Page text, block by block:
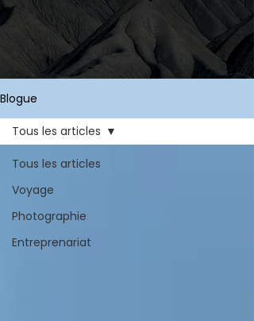
Blogue
Tous les articles
Voyage
Photographie
Entreprenariat
Tous les articles